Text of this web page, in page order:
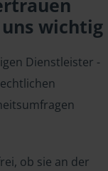
wichtig
Dienstleister -
ob sie an der